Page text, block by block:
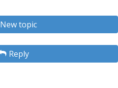
New topic
Reply